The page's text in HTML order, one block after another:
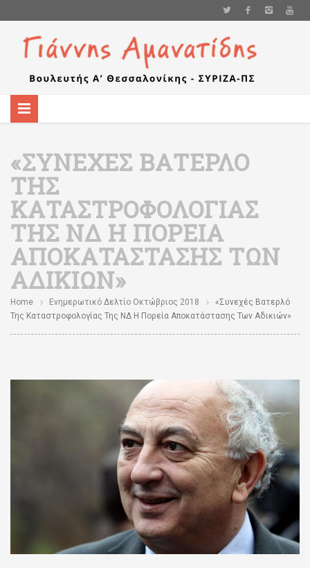
«ΣΥΝΕΧΈΣ ΒΑΤΕΡΛΌ
ΤΗΣ
ΚΑΤΑΣΤΡΟΦΟΛΟΓΊΑΣ
ΤΗΣ ΝΔ Η ΠΟΡΕΊΑ
ΑΠΟΚΑΤΆΣΤΑΣΗΣ ΤΩΝ
ΑΔΙΚΙΏΝ»
Home Ενημερωτικό Δελτίο Οκτώβριος 2018
«Συνεχές Βατερλό
Της Καταστροφολογίας Της ΝΔ Η Πορεία Αποκατάστασης Των Αδικιών»